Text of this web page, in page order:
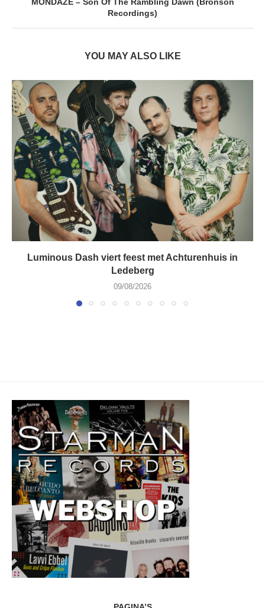
Recordings)
YOU MAY ALSO LIKE
Luminous Dash viert feest met Achturenhuis in
Ledeberg
09/08/2026